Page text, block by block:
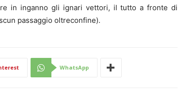
in inganno gli ignari vettori, il tutto a fronte di
passaggio oltreconfine).
WhatsApp